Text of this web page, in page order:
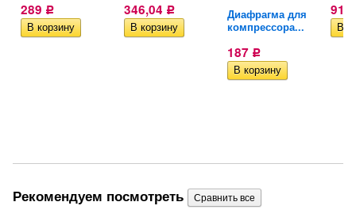
289 Р 346,04 Р
Диафрагма для
компрессора...
187 Р
Рекомендуем посмотреть